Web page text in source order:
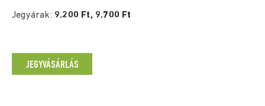
Jegyárak: 9.200 Ft, 9.700 Ft
JEGYVÁSÁRLÁS